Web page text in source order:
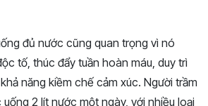
đủ nước cũng quan trọng vì nó
tố, thúc đẩy tuần hoàn máu, duy trì
năng kiềm chế cảm xúc. Người trầm
2 lít nước một ngày, với nhiều loại